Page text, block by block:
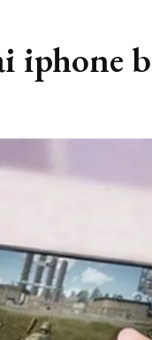
iphone